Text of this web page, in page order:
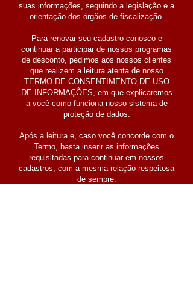
suas informações, seguindo a legislação e a
orientação dos órgãos de fiscalização.
Para renovar seu cadastro conosco e
continuar a participar de nossos programas
de desconto, pedimos aos nossos clientes
que realizem a leitura atenta de nosso
TERMO DE CONSENTIMENTO DE USO
DE INFORMAÇÕES, em que explicaremos
a você como funciona nosso sistema de
proteção de dados.
Após a leitura e, caso você concorde com o
Termo, basta inserir as informações
requisitadas para continuar em nossos
cadastros, com a mesma relação respeitosa
de sempre.